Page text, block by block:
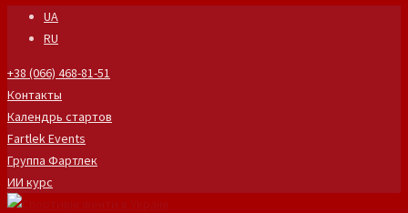
UA
RU
+38 (066) 468-81-51
Контакты
Календрь стартов
Fartlek Events
Группа Фартлек
ИИ курс